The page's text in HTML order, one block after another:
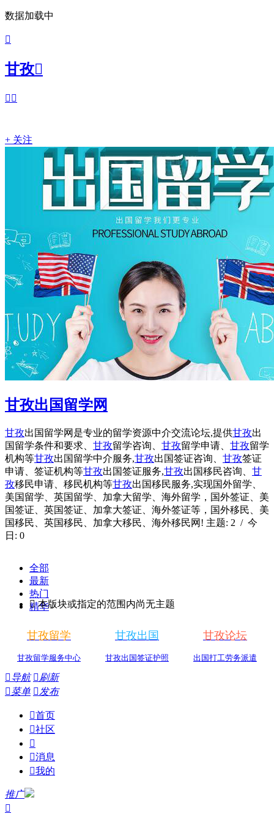
数据加载中

甘孜
 
+ 关注
甘孜出国留学网
甘孜出国留学网是专业的留学资源中介交流论坛,提供甘孜出
国留学条件和要求、 甘孜留学咨询、 甘孜留学申请、 甘孜留学
机构等甘孜出国留学中介服务,甘孜出国签证咨询、 甘孜签证
申请、签证机构等甘孜出国签证服务,甘孜出国移民咨询、 甘
孜移民申请、移民机构等甘孜出国移民服务,实现国外留学、
美国留学、英国留学、加拿大留学、海外留学，国外签证、美
国签证、英国签证、加拿大签证、海外签证等，国外移民、美
国移民、英国移民、加拿大移民、海外移民网! 主题: 2 / 今
日: 0
全部
最新
热门
精华
 本版块或指定的范围内尚无主题
甘孜留学
甘孜留学服务中心
甘孜出国
甘孜出国签证护照
甘孜论坛
出国打工劳务派遣
导航 刷新
菜单 发布
首页
社区

消息
我的
推广
